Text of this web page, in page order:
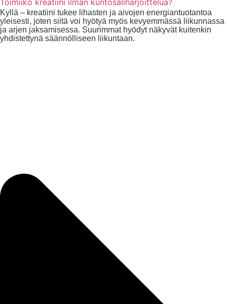
Kyllä – kreatiini tukee lihasten ja aivojen energiantuotantoa
yleisesti, joten siitä voi hyötyä myös kevyemmässä liikunnassa
ja arjen jaksamisessa. Suurimmat hyödyt näkyvät kuitenkin
yhdistettynä säännölliseen liikuntaan.